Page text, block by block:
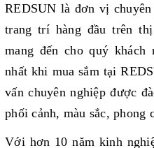
REDSUN là đơn vị chuyên
trang trí hàng đầu trên
mang đến cho quý
nhất khi mua sắm tại
vấn chuyên nghiệp được
phối cảnh, màu sắc, phong
Với hơn 10 năm kinh